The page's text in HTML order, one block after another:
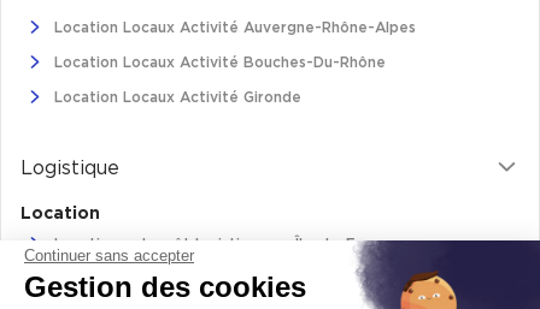
Location Locaux Activité Auvergne-Rhône-Alpes
Location Locaux Activité Bouches-Du-Rhône
Location Locaux Activité Gironde
Logistique
Location
Location entrepôt logistique en Île-de-France
Location entrepôt logistique Pas-de-Calais
Continuer sans accepter
Gestion des cookies